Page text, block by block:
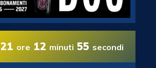
21 ore 12 minuti 54 secondi